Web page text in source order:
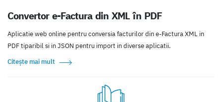
Convertor e-Factura din XML în PDF
Aplicatie web online pentru conversia facturilor din e-Factura XML in
PDF tiparibil si in JSON pentru import in diverse aplicatii.
Citește mai mult